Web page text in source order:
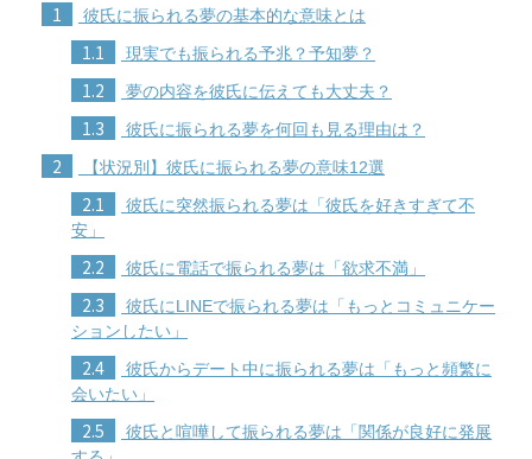
1 彼氏に振られる夢の基本的な意味とは
1.1 現実でも振られる予兆？予知夢？
1.2 夢の内容を彼氏に伝えても大丈夫？
1.3 彼氏に振られる夢を何回も見る理由は？
2 【状況別】彼氏に振られる夢の意味12選
2.1
彼氏に突然振られる夢は「彼氏を好きすぎて不
安」
2.2 彼氏に電話で振られる夢は「欲求不満」
2.3
彼氏にLINEで振られる夢は「もっとコミュニケー
ションしたい」
2.4
彼氏からデート中に振られる夢は「もっと頻繁に
会いたい」
2.5
彼氏と喧嘩して振られる夢は「関係が良好に発展